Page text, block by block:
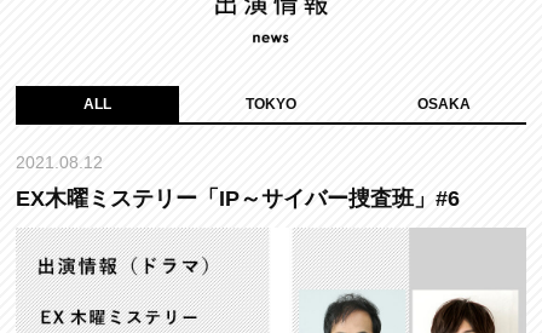
ALL TOKYO OSAKA
2021.08.12
EX木曜ミステリー「IP～サイバー捜査班」#6